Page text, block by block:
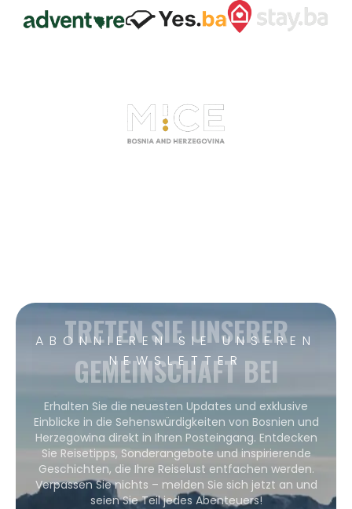
ABONNIEREN SIE UNSEREN
NEWSLETTER
TRETEN SIE UNSERER
GEMEINSCHAFT BEI
Erhalten Sie die neuesten Updates und exklusive
Einblicke in die Sehenswürdigkeiten von Bosnien und
Herzegowina direkt in Ihren Posteingang. Entdecken
Sie Reisetipps, Sonderangebote und inspirierende
Geschichten, die Ihre Reiselust entfachen werden.
Verpassen Sie nichts – melden Sie sich jetzt an und
seien Sie Teil jedes Abenteuers!